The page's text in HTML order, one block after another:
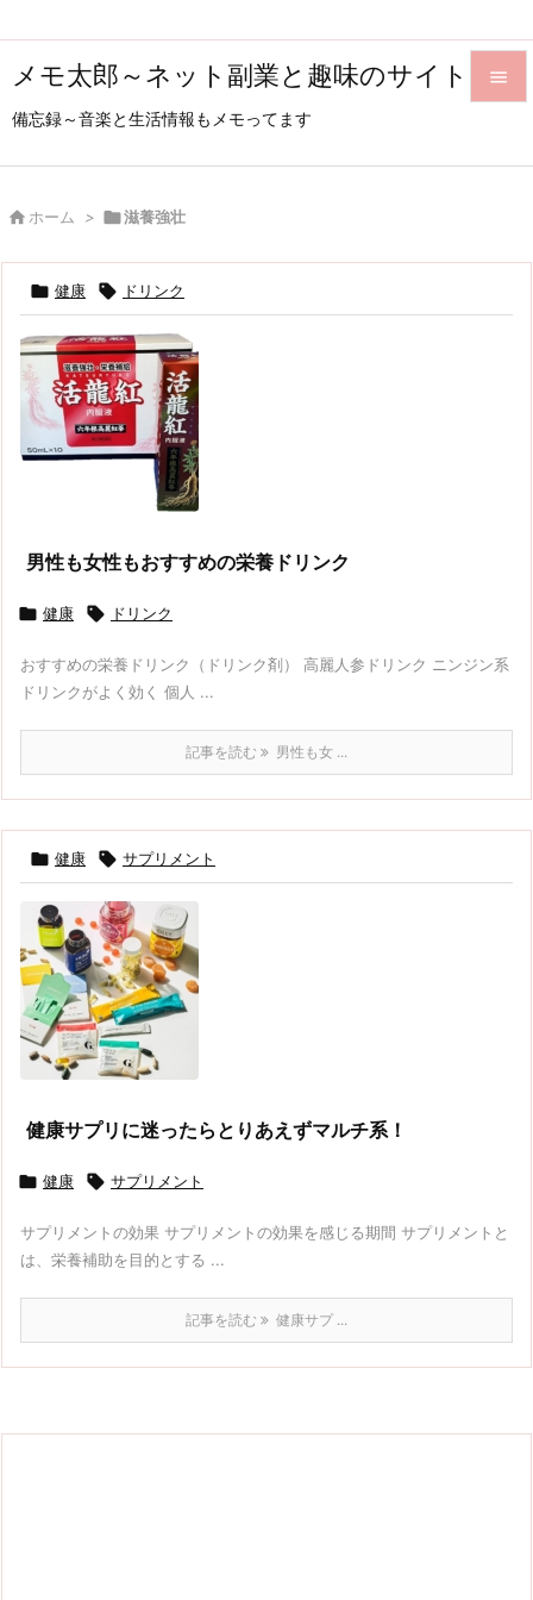
メモ太郎～ネット副業と趣味のサイト
備忘録～音楽と生活情報もメモってます


 ホーム > 滋養強壮
 健康  ドリンク
男性も女性もおすすめの栄養ドリンク
 健康  ドリンク
おすすめの栄養ドリンク（ドリンク剤） 高麗人参ドリンク ニンジン系
ドリンクがよく効く 個人 ...
記事を読む 男性も女 ...
 健康  サプリメント
健康サプリに迷ったらとりあえずマルチ系！
 健康  サプリメント
サプリメントの効果 サプリメントの効果を感じる期間 サプリメントと
は、栄養補助を目的とする ...
記事を読む 健康サプ ...